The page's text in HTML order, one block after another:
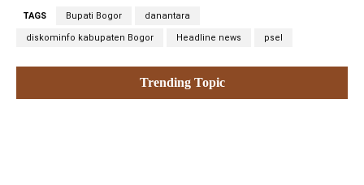
TAGS Bupati Bogor danantara
diskominfo kabupaten Bogor Headline news psel
Trending Topic